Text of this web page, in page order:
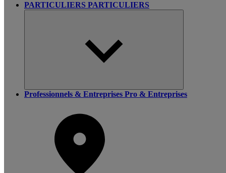
PARTICULIERS PARTICULIERS
Professionnels & Entreprises Pro & Entreprises